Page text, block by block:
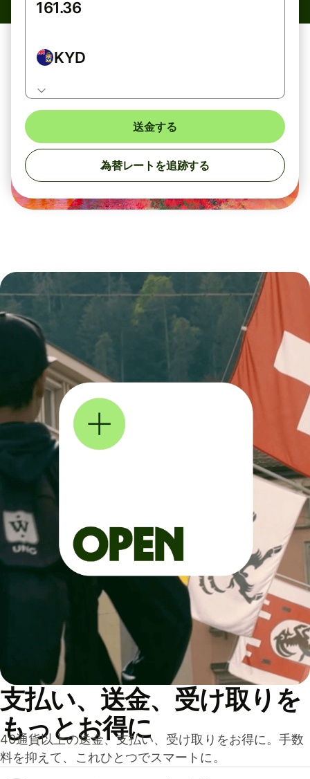
KYD
送金する
為替レートを追跡する
支払い、送金、受け取りを
もっとお得に
40通貨以上の送金、支払い、受け取りをお得に。手数
料を抑えて、これひとつでスマートに。